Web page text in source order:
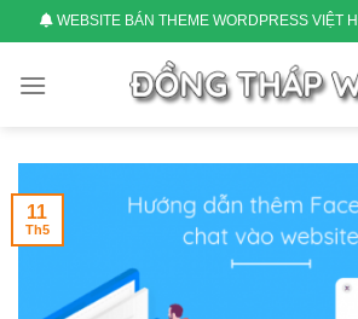
to
content
WEBSITE BÁN THEME WORDPRESS VIỆT
11
Th5